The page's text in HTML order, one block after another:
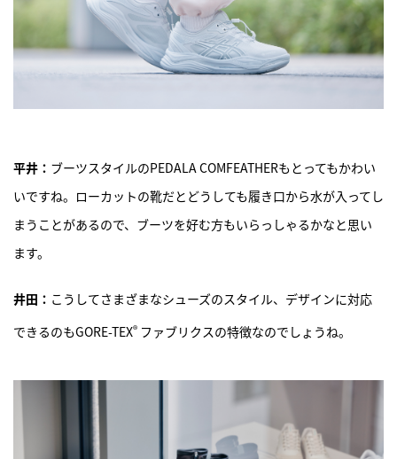
平井： ブーツスタイルのPEDALA COMFEATHERもとってもかわい
いですね。ローカットの靴だとどうしても履き口から水が入ってし
まうことがあるので、ブーツを好む方もいらっしゃるかなと思い
ます。
井田： こうしてさまざまなシューズのスタイル、デザインに対応
できるのもGORE-TEX® ファブリクスの特徴なのでしょうね。